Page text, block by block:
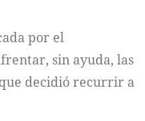
por el
sin ayuda, las
decidió recurrir a